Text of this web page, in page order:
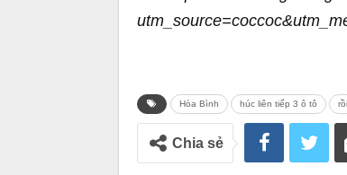
Hòa Bình húc liên tiếp 3 ô tô
Chia sẻ